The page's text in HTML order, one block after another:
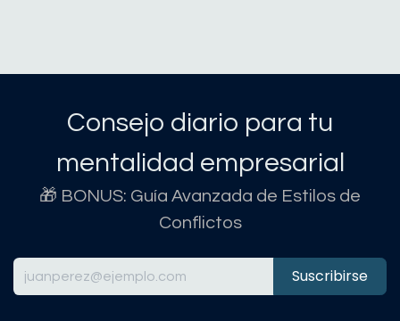
Consejo diario para tu
mentalidad empresarial
🎁 BONUS: Guía Avanzada de Estilos de
Conflictos
Suscribirse